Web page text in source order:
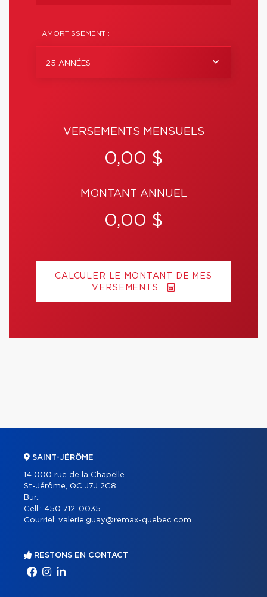
AMORTISSEMENT :
25 ANNÉES
VERSEMENTS MENSUELS
0,00 $
MONTANT ANNUEL
0,00 $
CALCULER LE MONTANT DE MES
VERSEMENTS
SAINT-JÉRÔME
14 000 rue de la Chapelle
St-Jérôme, QC J7J 2C8
Bur.:
Cell.: 450 712-0035
Courriel: valerie.guay@remax-quebec.com
RESTONS EN CONTACT